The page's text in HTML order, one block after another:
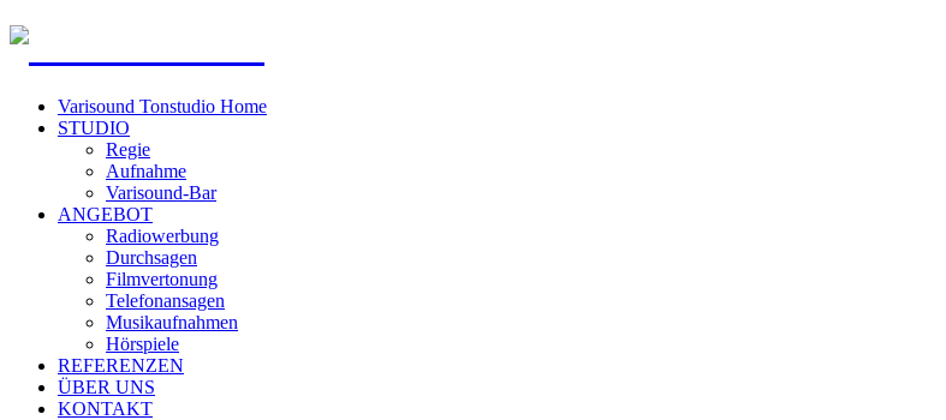
Varisound Tonstudio Home
STUDIO
Regie
Aufnahme
Varisound-Bar
ANGEBOT
Radiowerbung
Durchsagen
Filmvertonung
Telefonansagen
Musikaufnahmen
Hörspiele
REFERENZEN
ÜBER UNS
KONTAKT